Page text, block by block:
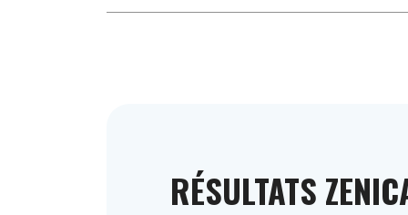
RÉSULTATS